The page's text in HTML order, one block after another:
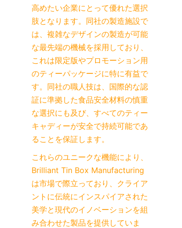
高めたい企業にとって優れた選択
肢となります。同社の製造施設で
は、複雑なデザインの製造が可能
な最先端の機械を採用しており、
これは限定版やプロモーション用
のティーパッケージに特に有益で
す。同社の職人技は、国際的な認
証に準拠した食品安全材料の慎重
な選択にも及び、すべてのティー
キャディーが安全で持続可能であ
ることを保証します。
これらのユニークな機能により、
Brilliant Tin Box Manufacturing
は市場で際立っており、クライア
ントに伝統にインスパイアされた
美学と現代のイノベーションを組
み合わせた製品を提供していま